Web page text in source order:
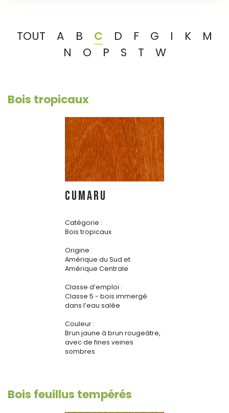
TOUT A B C D F G I K
M
N
O P S T W
Bois tropicaux
CUMARU
Catégorie :
Bois tropicaux
Origine :
Amérique du Sud et
Amérique Centrale
Classe d’emploi :
Classe 5 - bois immergé
dans l’eau salée
Couleur :
Brun jaune à brun rougeâtre,
avec de fines veines
sombres
Bois feuillus tempérés